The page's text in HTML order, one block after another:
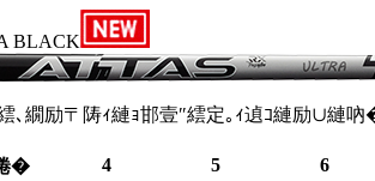
BLACK
､繝励〒陦ｨ縺ｮ邯壹″繧定｡ｨ遉ｺ縺励∪縺吶
� 4 5
6